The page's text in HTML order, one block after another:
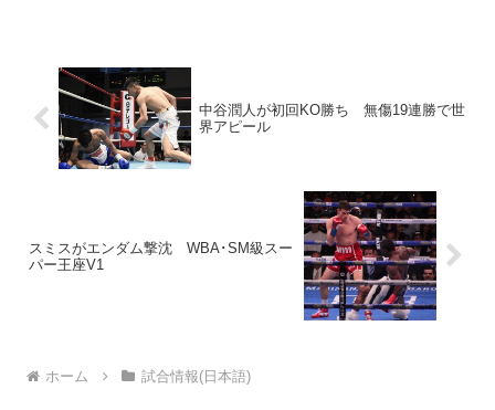
中谷潤人が初回KO勝ち 無傷19連勝で世
界アピール
スミスがエンダム撃沈 WBA･SM級スー
パー王座V1
ホーム 試合情報(日本語)